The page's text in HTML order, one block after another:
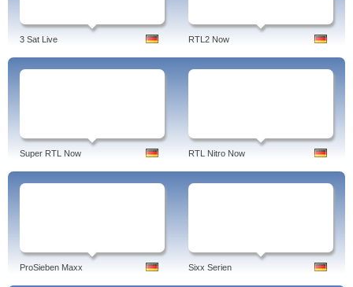
3 Sat Live RTL2 Now
Super RTL Now RTL Nitro Now
ProSieben Maxx Sixx Serien